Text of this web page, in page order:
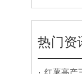
热门资